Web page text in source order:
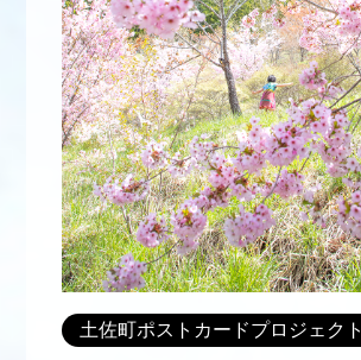
土佐町ポストカードプロジェクト